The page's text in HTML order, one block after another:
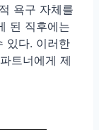
욕구 자체를
된 직후에는
있다. 이러한
트너에게 제